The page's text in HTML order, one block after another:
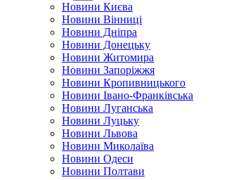
Новини Києва
Новини Вінниці
Новини Дніпра
Новини Донецьку
Новини Житомира
Новини Запоріжжя
Новини Кропивницького
Новини Івано-Франківська
Новини Луганська
Новини Луцьку
Новини Львова
Новини Миколаїва
Новини Одеси
Новини Полтави